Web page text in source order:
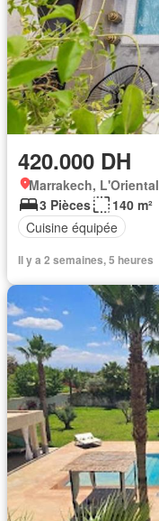
420.000 DH
Marrakech, L'Oriental
3 Pièces
140 m²
Cuisine équipée
Il y a 2 semaines, 5 heures